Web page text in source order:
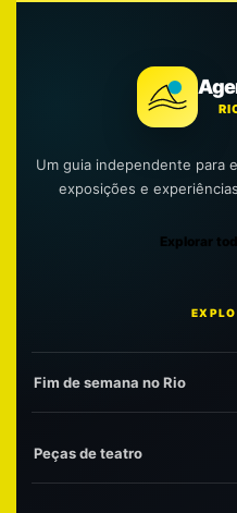
Um guia independente para
exposições e
Explorar
Fim de semana no Rio
Peças de teatro